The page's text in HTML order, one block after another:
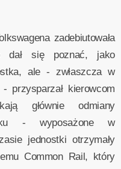
zadebiutowała
się poznać, jako
ale - zwłaszcza w
przysparzał kierowcom
głównie odmiany
- wyposażone w
jednostki otrzymały
Common Rail, który